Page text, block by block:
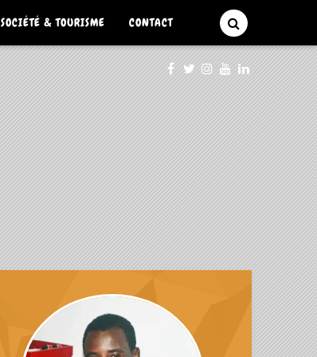
SOCIÉTÉ & TOURISME CONTACT